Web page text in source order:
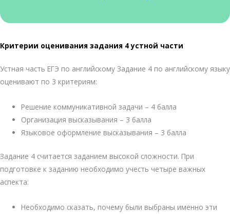
Критерии оценивания задания 4 устной части
Устная часть ЕГЭ по английскому Задание 4 по английскому языку
оценивают по 3 критериям:
Решение коммуникативной задачи – 4 балла
Организация высказывания – 3 балла
Языковое оформление высказывания – 3 балла
Задание 4 считается заданием высокой сложности. При
подготовке к заданию необходимо учесть четыре важных
аспекта:
Необходимо сказать, почему были выбраны именно эти